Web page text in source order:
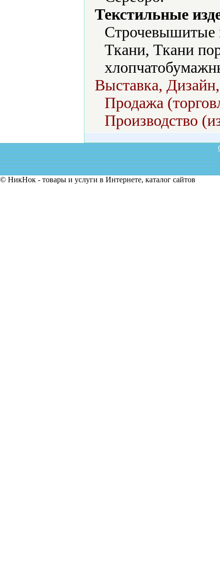
Текстильные
Строчевышитые
Ткани, Ткани
Выставка,
Продажа
Производство
© НикНок - товары и услуги в Интернете, каталог сайтов